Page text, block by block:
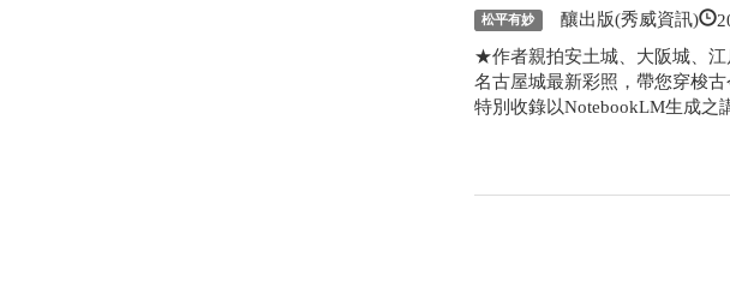
松平有妙 釀出版(秀威資訊)
★作者親拍安土城、大阪城、江
名古屋城最新彩照，帶您穿梭
特別收錄以NotebookLM生成之